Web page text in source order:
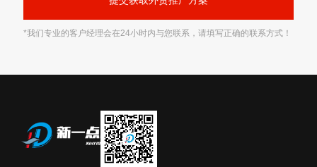
*我们专业的客户经理会在24小时内与您联系，请填写正确的联系方式！